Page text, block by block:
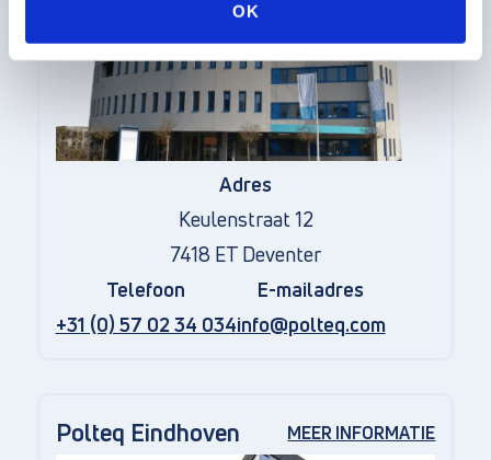
OK
Adres
Keulenstraat 12
7418 ET Deventer
Telefoon
+31 (0) 57 02 34 034
E-mailadres
info@polteq.com
Polteq Eindhoven MEER INFORMATIE